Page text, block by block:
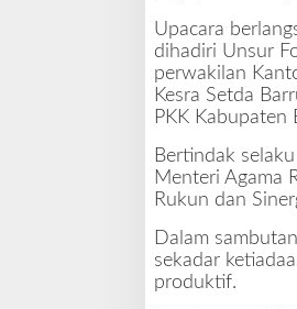
r
u
D
m
i
d
a
Upacara
dihadiri Unsur
perwakilan
Kesra Setda
PKK Kabupaten
Bertindak
Menteri Agama
Rukun dan
Dalam
sekadar
produktif.